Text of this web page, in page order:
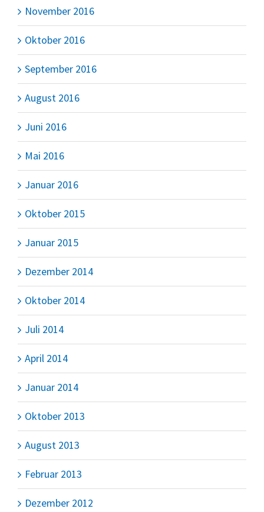
November 2016
Oktober 2016
September 2016
August 2016
Juni 2016
Mai 2016
Januar 2016
Oktober 2015
Januar 2015
Dezember 2014
Oktober 2014
Juli 2014
April 2014
Januar 2014
Oktober 2013
August 2013
Februar 2013
Dezember 2012